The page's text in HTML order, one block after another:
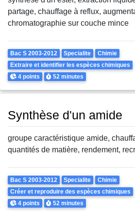
partage, chauffage à reflux,
chromatographie sur couche mince
Theme
Bac S 2003-2012 Specialite
Chimie
Extraire et identifier les espèces chimiques
Points
4 points Durée
52 minutes
Synthèse d'un amide
groupe caractéristique amide,
quantités de matière, rendement,
Theme
Bac S 2003-2012 Specialite
Chimie
Créer et reproduire des espèces chimiques
Points
4 points Durée
52 minutes